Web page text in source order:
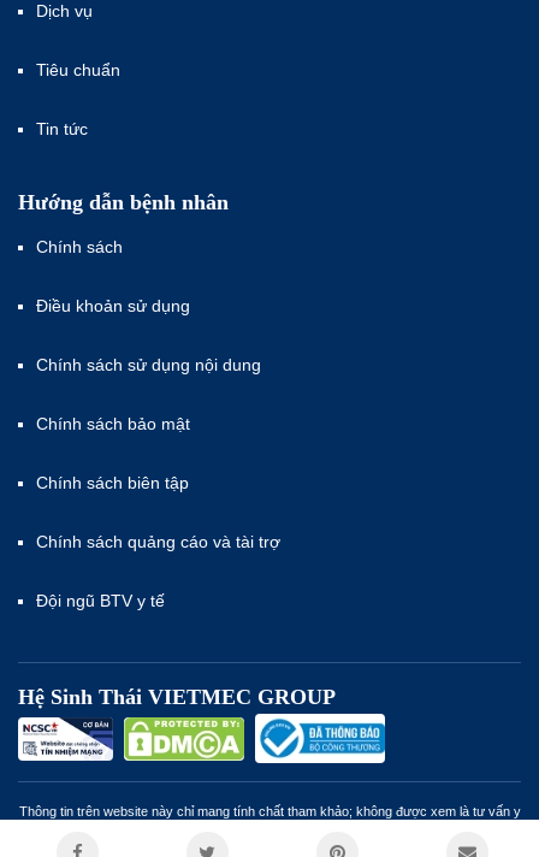
Dịch vụ
Tiêu chuẩn
Tin tức
Hướng dẫn bệnh nhân
Chính sách
Điều khoản sử dụng
Chính sách sử dụng nội dung
Chính sách bảo mật
Chính sách biên tập
Chính sách quảng cáo và tài trợ
Đội ngũ BTV y tế
Hệ Sinh Thái VIETMEC GROUP
Thông tin trên website này chỉ mang tính chất tham khảo; không được xem là tư vấn y